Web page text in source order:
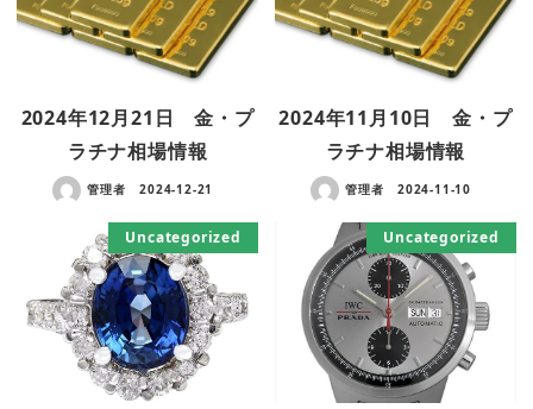
2024年12月21日 金・プ
ラチナ相場情報
管理者 2024-12-21
2024年11月10日 金・プ
ラチナ相場情報
管理者 2024-11-10
Uncategorized Uncategorized